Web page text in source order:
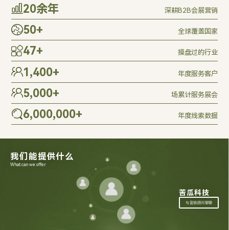
20余年 深耕B2B会展营销
50+ 全球覆盖国家
47+ 操盘过的行业
1,400+ 年度服务客户
5,000+ 场累计服务展会
6,000,000+ 年度线索数据
我们能提供什么
What can we offer
苦瓜科技
与营销顾问聊聊